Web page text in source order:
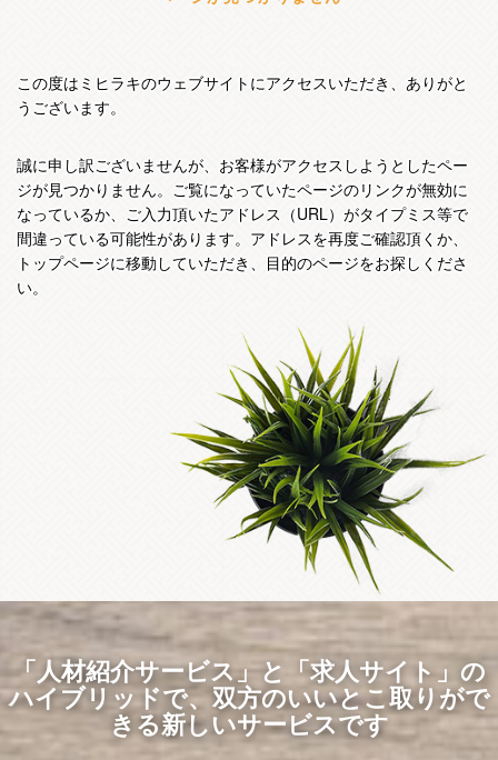
この度はミヒラキのウェブサイトにアクセスいただき、ありがと
うございます。
誠に申し訳ございませんが、お客様がアクセスしようとしたペー
ジが見つかりません。ご覧になっていたページのリンクが無効に
なっているか、ご入力頂いたアドレス（URL）がタイプミス等で
間違っている可能性があります。アドレスを再度ご確認頂くか、
トップページに移動していただき、目的のページをお探しくださ
い。
「人材紹介サービス」と「求人サイト」の
ハイブリッドで、双方のいいとこ取りがで
きる新しいサービスです